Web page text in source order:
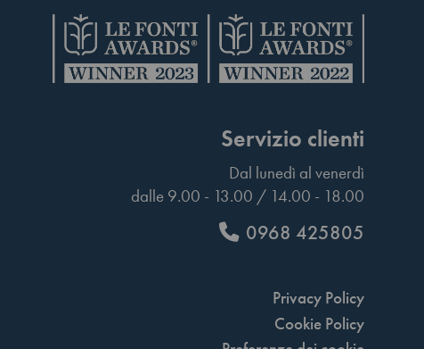
Servizio clienti
Dal lunedì al venerdì
dalle 9.00 - 13.00 / 14.00 - 18.00
0968 425805
Privacy Policy
Cookie Policy